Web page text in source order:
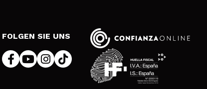
FOLGEN SIE UNS